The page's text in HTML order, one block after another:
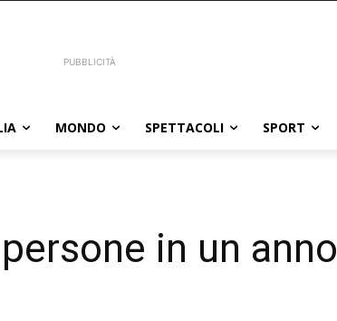
PUBBLICITÀ
MONDO SPETTACOLI SPORT
in un anno